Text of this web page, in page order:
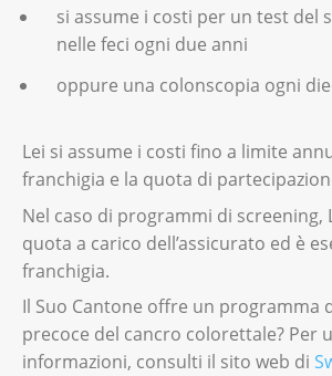
si assume i costi per un test del
nelle feci ogni due anni
oppure una colonscopia ogni
Lei si assume i costi fino a limite
franchigia e la quota di
Nel caso di programmi di screening,
quota a carico dell’assicurato ed è
franchigia.
Il Suo Cantone offre un programma
precoce del cancro colorettale? Per
informazioni, consulti il sito web di